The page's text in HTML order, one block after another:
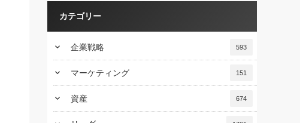
カテゴリー
keyboard_arrow_down 企業戦略 593
keyboard_arrow_down マーケティング 151
keyboard_arrow_down 資産 674